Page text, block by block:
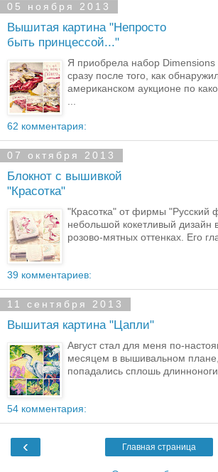
05 ноября 2013
Вышитая картина "Непросто
быть принцессой..."
Я приобрела набор
сразу после того, как
американском аукционе по
62 комментария:
07 октября 2013
Блокнот с вышивкой
"Красотка"
"Красотка" от фирмы "Русский
небольшой кокетливый дизайн
розово-мятных оттенках. Его
39 комментариев:
11 сентября 2013
Вышитая картина "Цапли"
Август стал для меня по-
месяцем в вышивальном
попадались сплошь
54 комментария:
‹ Главная страница